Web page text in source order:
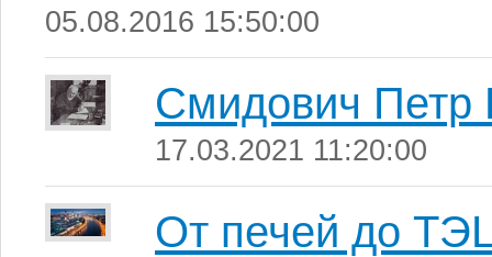
05.08.2016 15:50:00
Смидович Петр
17.03.2021 11:20:00
От печей до